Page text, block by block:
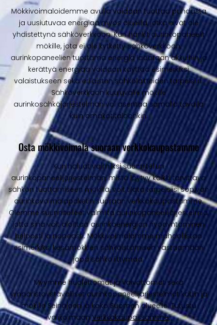
Mökkivoimaloidemme avulla voidaan tuottaa puhdasta
ja uusiutuvaa energiaa myös alueilla, jotka eivät ole
yhdistettynä sähköverkkoon. Kun hankit aurinkopaneelit
mökille, jota ei ole kytketty sähköverkkoon,
aurinkopaneelien tuottama energia ladataan akkuihin ja
kerättyä energiaa voidaan käyttää esimerkiksi
valaistukseen sekä erilaisten sähkölaitteiden tarpeisiin.
Sähköverkkoon kuuluvalle mökille
aurinkosähköjärjestelmän voi asentaa samalla tavalla
kuin omakotitaloonkin.
Osta mökkivoimala suoraan verkkokaupastamme
Kun haluat valmiiksi suunnitellun
aurinkopaneelijärjestelmän, mistä löytyy kaikki tarvittava
sähkön tuottamiseen mökillä, voit tilata tarpeisiisi sopivan
aurinkovoimalapaketin suoraan verkkokaupastamme.
Olemme suunnitelleet valmiita aurinkopaneelijärjestelmiä,
jotta sinä voit aloittaa aurinkoenergian hyödyntäminen
helposti ja nopeasti. Mökkivoimalamme mahdollistaa
esimerkiksi kesämökkien sähköistämisen vastaamaan
jopa sähköliittymää.
Myymme huolettomat ja vaivattomat sekä
ympäristöystävälliset aurinkopaneelijärjestelmät kotiin ja
mökille Seinäjoen ja koko Suomen alueelle. Tutustu
valikoimaanVerkkokaupassamme.